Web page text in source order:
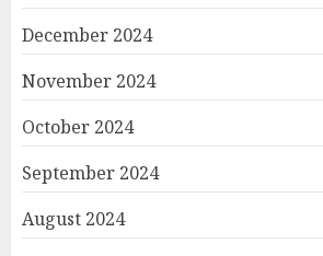
December 2024
November 2024
October 2024
September 2024
August 2024